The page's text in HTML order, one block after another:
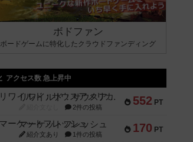
ボドファン
ボードゲームに特化したクラウドファンディング
アクセス数 急上昇中
552 PT
リワイルド：サウスアメリカ
2件の投稿
170 PT
マーケットフレッシュ
紹介文あり 1件の投稿